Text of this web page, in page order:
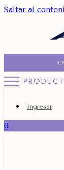
Saltar al
Ingresar
0